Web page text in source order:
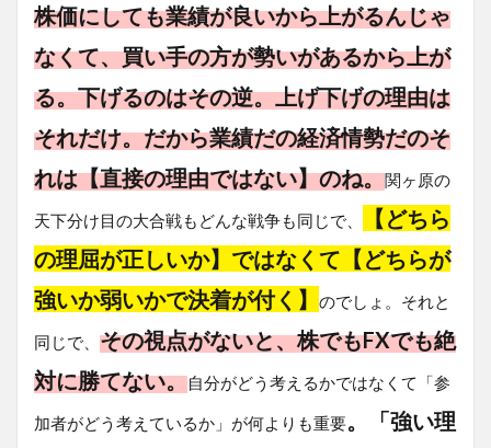
株価にしても業績が良いから上がるんじゃ
なくて、買い手の方が勢いがあるから上が
る。下げるのはその逆。上げ下げの理由は
それだけ。だから業績だの経済情勢だのそ
れは【直接の理由ではない】のね。関ヶ原の
天下分け目の大合戦もどんな戦争も同じで、
【どちら
の理屈が正しいか】ではなくて【どちらが
強いか弱いかで決着が付く】
のでしょ。それと
同じで、 その視点がないと、株でもFXでも絶
対に勝てない。自分がどう考えるかではなくて「参
加者がどう考えているか」が何よりも重要。「強い理